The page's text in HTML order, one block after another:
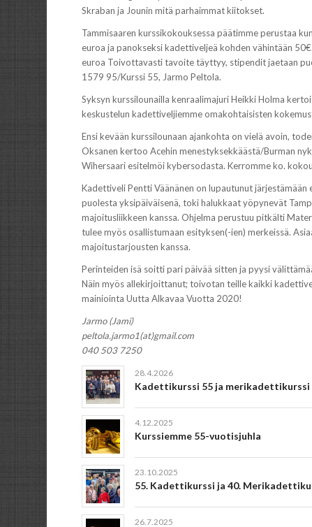
Skraban ja Jounin mitä parhaimmat kiitokset.
Tammisaaren kurssikokouksessa päätimme perustaa
euroa ja panokseksi kadettiveljeä kohden vähintään
euroa Toivottavasti tavoite täyttyy, stipendit jaetaan
1579 95/Kurssi 55, Jarmo Peltola.
Syksyn kurssilounailla kenraalimajuri Heikki Holma
keskustelun kadettiveljiemme omakohtaisisten
Ensi kevään kurssilounaan ajankohta on vielä avoin,
Oksanen kertoo Acehin menestyksekkäästä/Burman
Wihersaari esitelmöi kybersodasta. Kerromme ko.
Kadettiveli Pentti Väänänen on lupautunut
puolesta yksipäiväisenä, toki halukkaat yöpynevät
majoitusliikkeen kanssa. Ohjelma perustuu pitkälti
tulee myös osallistumaan esityksen(-ien) merkeissä.
majoitustarjousten kanssa.
Perinteiden isä soitti pari päivää sitten ja pyysi
Näin myös allekirjoittanut; toivotan teille kaikki
mainiointa Uutta Alkavaa Vuotta 2020!
Jarmo (Jami)
peltola.jarmo1(at)gmail.com
040 503 7250
28.4.2026
Kadettikurssi 55 ja merikadettikurssi
4.12.2025
Kurssiemme 55-vuotisjuhla
23.10.2025
55. Kadettikurssi ja 40.
26.7.2025